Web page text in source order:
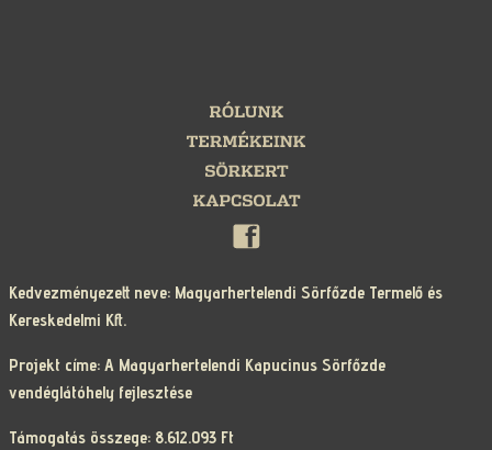
Kedvezményezett neve: Magyarhertelendi Sörfőzde Termelő és
Kereskedelmi Kft.
Projekt címe: A Magyarhertelendi Kapucinus Sörfőzde
vendéglátóhely fejlesztése
Támogatás összege: 8.612.093 Ft